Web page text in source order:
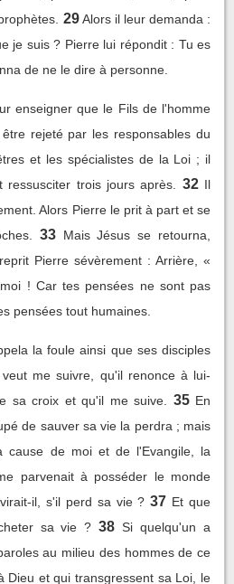
29 Alors il leur demanda :
je suis ? Pierre lui répondit : Tu es
de ne le dire à personne.
enseigner que le Fils de l'homme
rejeté par les responsables du
et les spécialistes de la Loi ; il
trois jours après.
32 Il
Alors Pierre le prit à part et se
33 Mais Jésus se retourna,
Pierre sévèrement : Arrière, «
! Car tes pensées ne sont pas
pensées tout humaines.
la foule ainsi que ses disciples
me suivre, qu'il renonce à lui-
sa croix et qu'il me suive.
35 En
de sauver sa vie la perdra ; mais
cause de moi et de l'Evangile, la
parvenait à posséder le monde
il, s'il perd sa vie ? 37 Et que
sa vie ? 38 Si quelqu'un a
au milieu des hommes de ce
Dieu et qui transgressent sa Loi, le